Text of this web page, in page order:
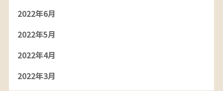
2022年6月
2022年5月
2022年4月
2022年3月